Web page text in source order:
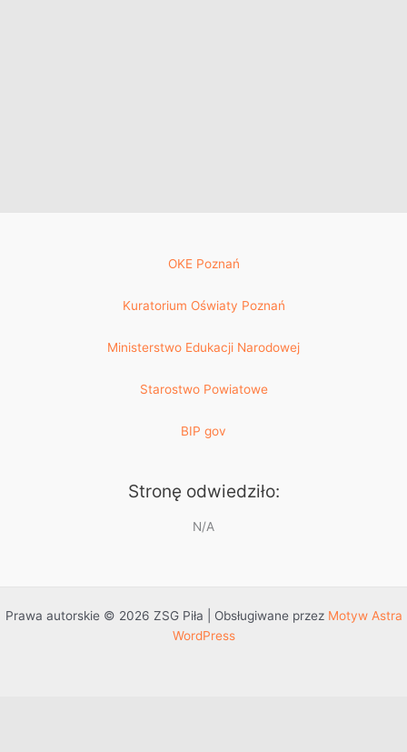
OKE Poznań
Kuratorium Oświaty Poznań
Ministerstwo Edukacji Narodowej
Starostwo Powiatowe
BIP gov
Stronę odwiedziło:
N/A
Prawa autorskie © 2026 ZSG Piła | Obsługiwane przez Motyw Astra
WordPress